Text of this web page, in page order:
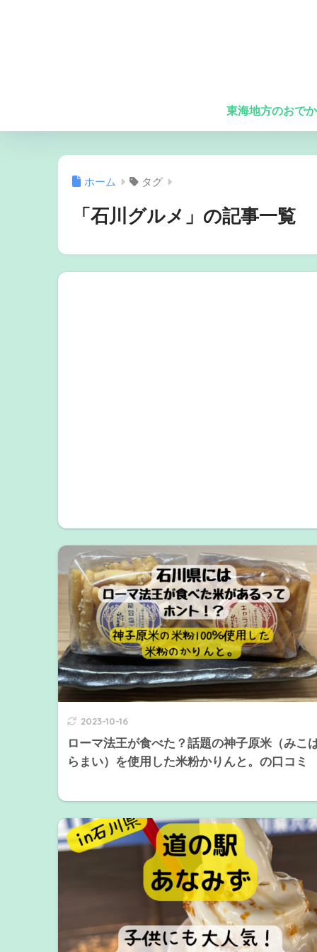
東海地方のおで
ホーム タグ
「石川グルメ」の記事一覧
2023-10-16
ローマ法王が食べた？話題の神子原米（みこ
らまい）を使用した米粉かりんと。の口コミ